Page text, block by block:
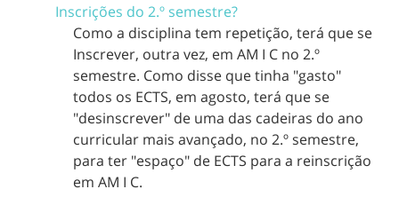
Inscrições do 2.º semestre?
Como a disciplina tem repetição, terá que se
Inscrever, outra vez, em AM I C no 2.º
semestre. Como disse que tinha "gasto"
todos os ECTS, em agosto, terá que se
"desinscrever" de uma das cadeiras do ano
curricular mais avançado, no 2.º semestre,
para ter "espaço" de ECTS para a reinscrição
em AM I C.